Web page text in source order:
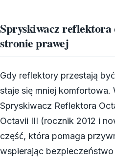
Spryskiwacz reflektora
stronie prawej
Gdy reflektory przestają
staje się mniej komfortowa.
Spryskiwacz Reflektora
Octavii III (rocznik 2012 i
część, która pomaga
wspierając bezpieczeństwo